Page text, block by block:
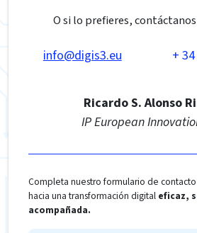
O si lo prefieres,
info@digis3.eu +
Ricardo S. Alonso
IP European
Completa nuestro formulario de
hacia una transformación digital eficaz,
acompañada.